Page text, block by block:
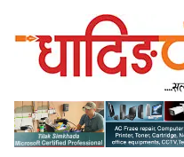
मुख्य पृष्ठ
स्थानीय समाचार